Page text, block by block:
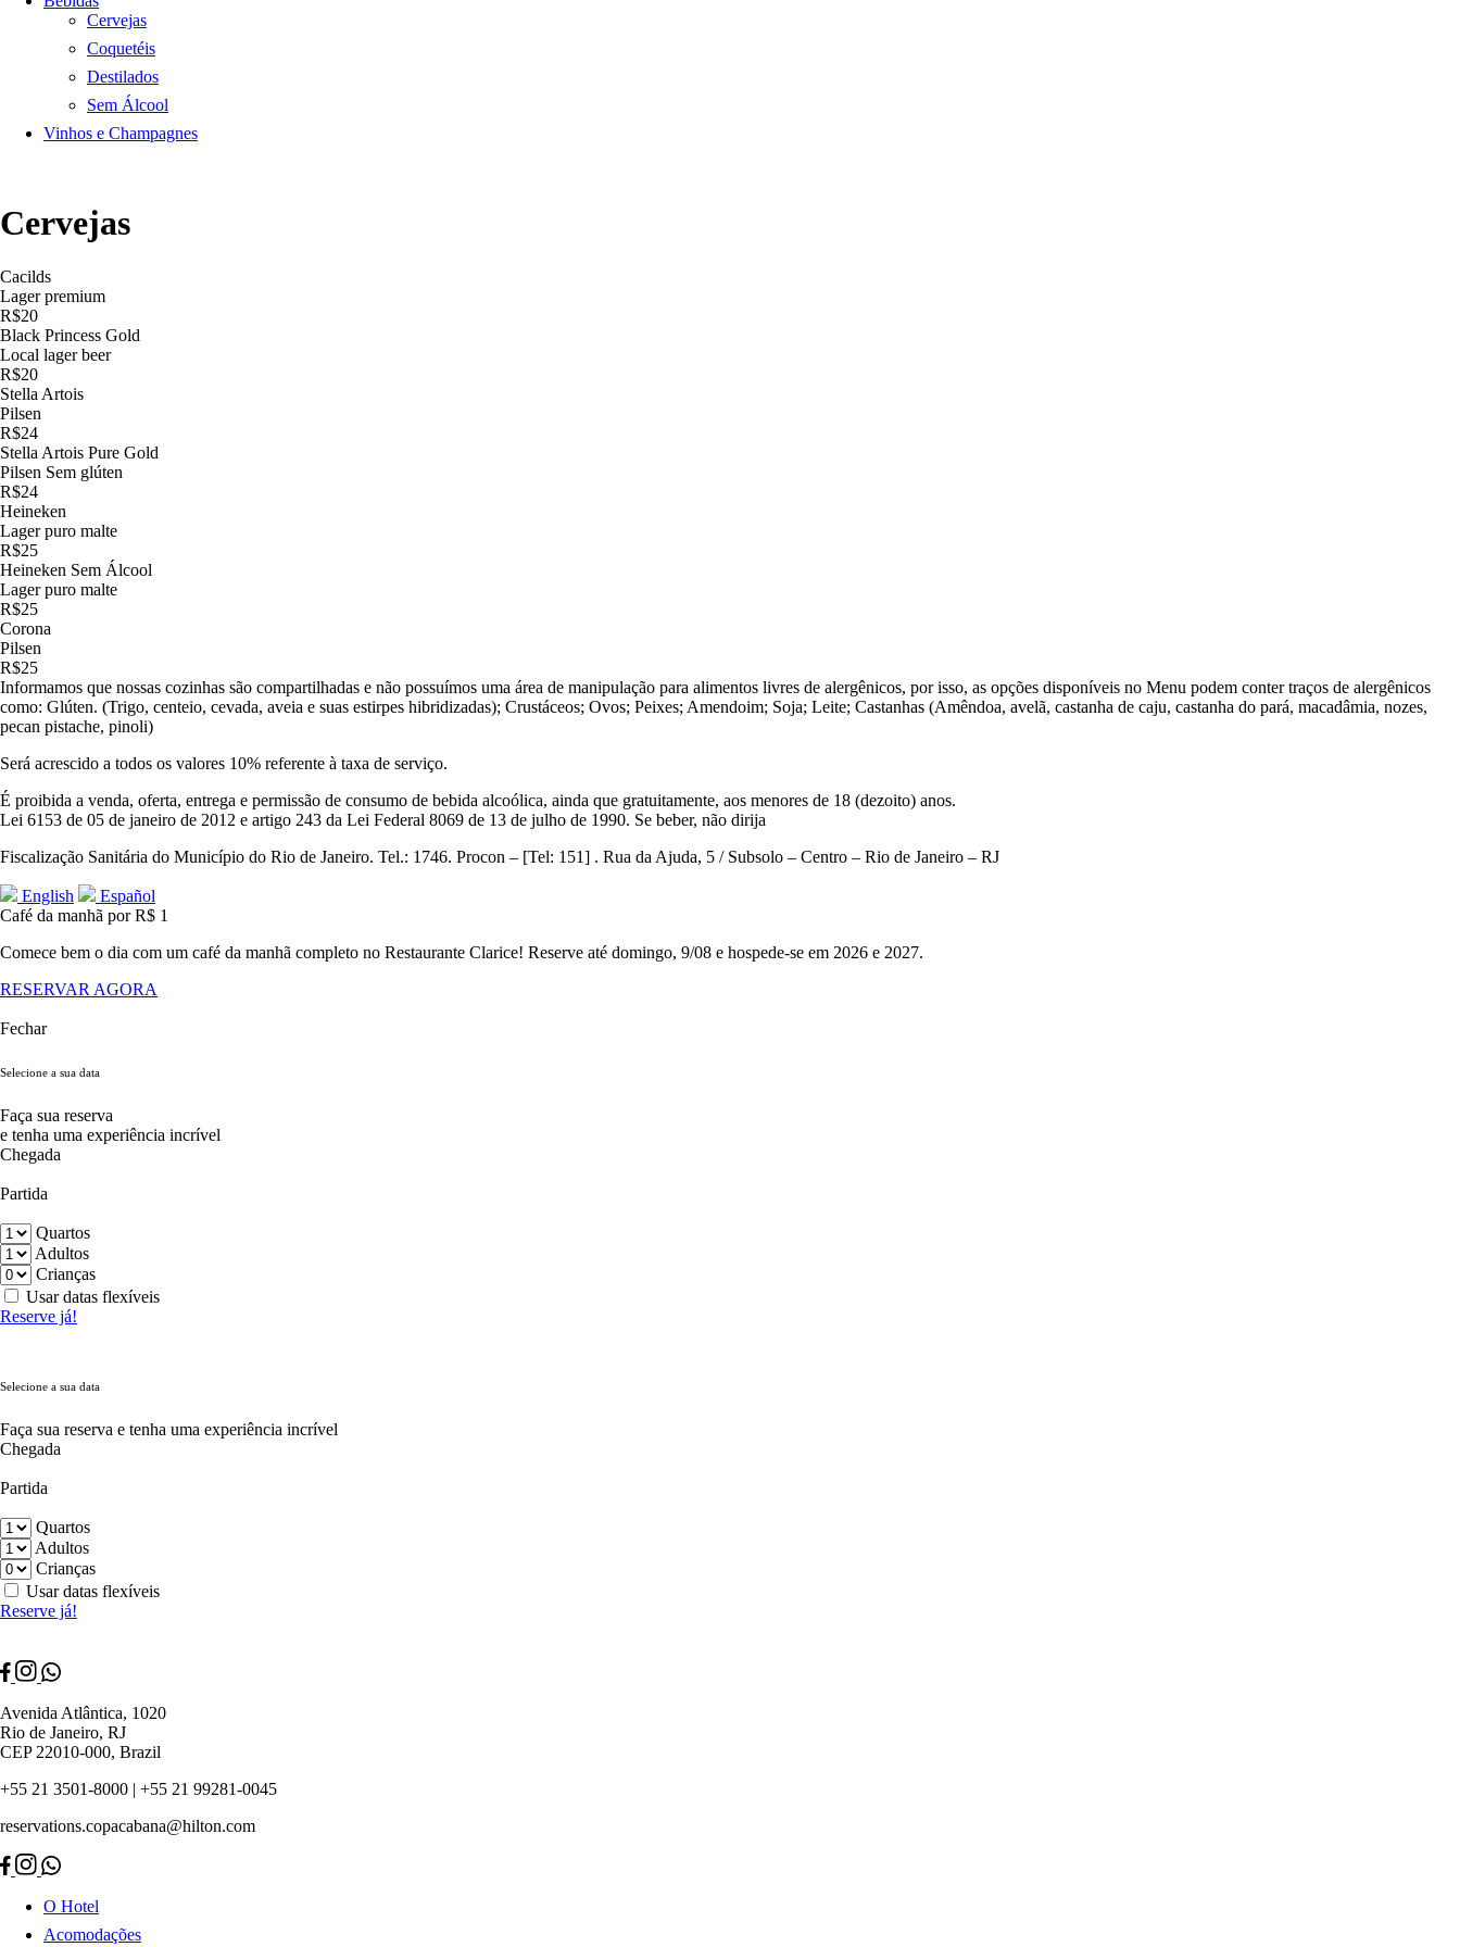
Cervejas
Coquetéis
Destilados
Sem Álcool
Vinhos e Champagnes
Cervejas
Cacilds
Lager premium
R$20
Black Princess Gold
Local lager beer
R$20
Stella Artois
Pilsen
R$24
Stella Artois Pure Gold
Pilsen Sem glúten
R$24
Heineken
Lager puro malte
R$25
Heineken Sem Álcool
Lager puro malte
R$25
Corona
Pilsen
R$25
Informamos que nossas cozinhas são compartilhadas e não possuímos uma área de manipulação para alimentos livres de alergênicos, por isso, as opções disponíveis no Menu podem conter traços de alergênicos
como: Glúten. (Trigo, centeio, cevada, aveia e suas estirpes hibridizadas); Crustáceos; Ovos; Peixes; Amendoim; Soja; Leite; Castanhas (Amêndoa, avelã, castanha de caju, castanha do pará, macadâmia, nozes,
pecan pistache, pinoli)
Será acrescido a todos os valores 10% referente à taxa de serviço.
É proibida a venda, oferta, entrega e permissão de consumo de bebida alcoólica, ainda que gratuitamente, aos menores de 18 (dezoito) anos.
Lei 6153 de 05 de janeiro de 2012 e artigo 243 da Lei Federal 8069 de 13 de julho de 1990. Se beber, não dirija
Fiscalização Sanitária do Município do Rio de Janeiro. Tel.: 1746. Procon – [Tel: 151] . Rua da Ajuda, 5 / Subsolo – Centro – Rio de Janeiro – RJ
English
Español
Café da manhã por R$ 1
Comece bem o dia com um café da manhã completo no Restaurante Clarice! Reserve até domingo, 9/08 e hospede-se em 2026 e 2027.
RESERVAR AGORA
Fechar
Selecione a sua data
Faça sua reserva
e tenha uma experiência incrível
Chegada
Partida
Quartos
Adultos
Crianças
Usar datas flexíveis
Reserve já!
Selecione a sua data
Faça sua reserva e tenha uma experiência incrível
Chegada
Partida
Quartos
Adultos
Crianças
Usar datas flexíveis
Reserve já!
Avenida Atlântica, 1020
Rio de Janeiro, RJ
CEP 22010-000, Brazil
+55 21 3501-8000 | +55 21 99281-0045
reservations.copacabana@hilton.com
O Hotel
Acomodações